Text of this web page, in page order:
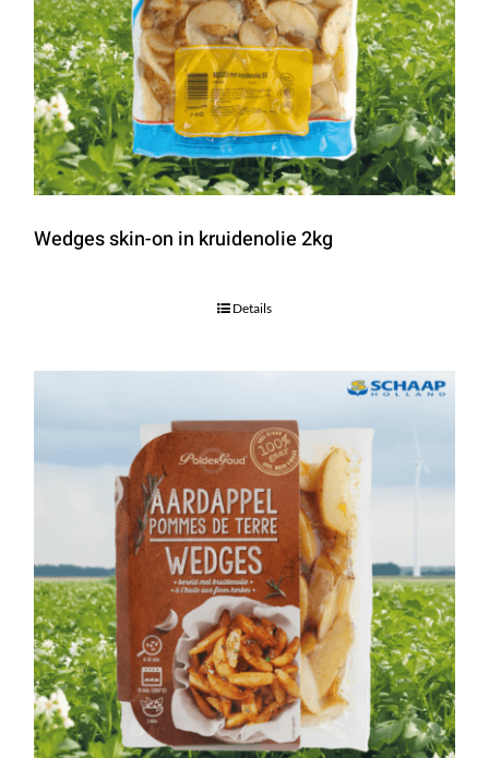
Wedges skin-on in kruidenolie 2kg
Details